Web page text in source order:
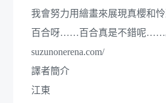
我會努力用繪畫來展現真櫻和怜
百合呀……百合真是不錯呢……
suzunonerena.com/
譯者簡介
江東